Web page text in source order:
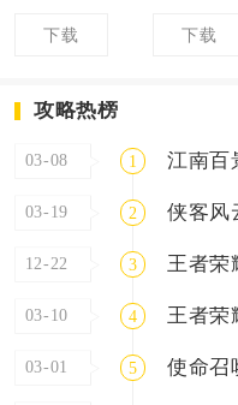
下载 下载
攻略热榜
03-08 1 江南百
03-19 2 侠客风
12-22 3 王者荣
03-10 4 王者荣
03-01 5 使命召